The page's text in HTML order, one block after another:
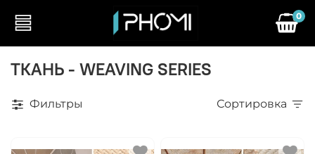
0
ТКАНЬ - WEAVING SERIES
Фильтры Сортировка